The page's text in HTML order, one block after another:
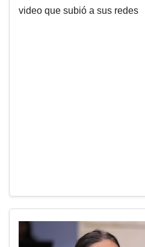
video que subió a sus redes